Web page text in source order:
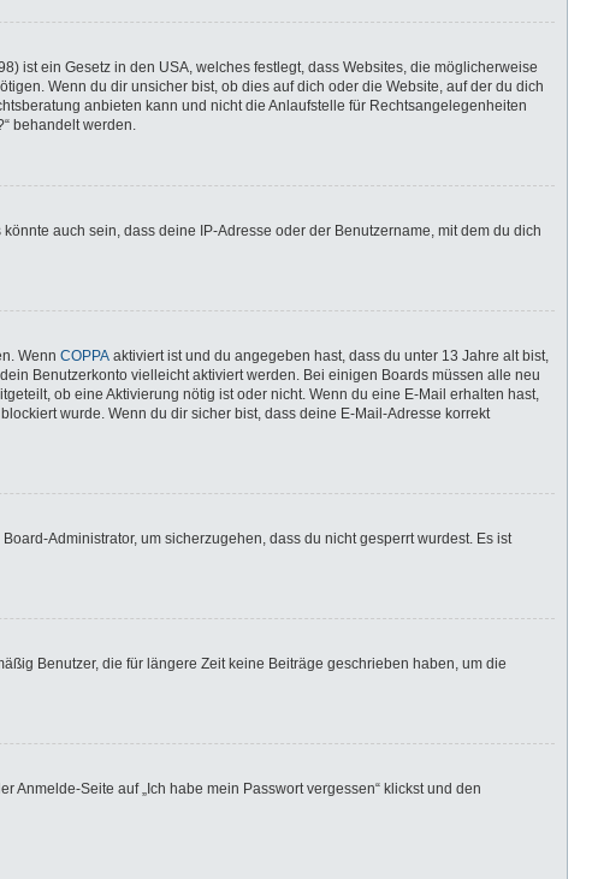
ist ein Gesetz in den USA, welches festlegt, dass Websites, die möglicherweise
Wenn du dir unsicher bist, ob dies auf dich oder die Website, auf der du dich
anbieten kann und nicht die Anlaufstelle für Rechtsangelegenheiten
behandelt werden.
auch sein, dass deine IP-Adresse oder der Benutzername, mit dem du dich
Wenn COPPA aktiviert ist und du angegeben hast, dass du unter 13 Jahre alt bist,
Benutzerkonto vielleicht aktiviert werden. Bei einigen Boards müssen alle neu
ob eine Aktivierung nötig ist oder nicht. Wenn du eine E-Mail erhalten hast,
wurde. Wenn du dir sicher bist, dass deine E-Mail-Adresse korrekt
Administrator, um sicherzugehen, dass du nicht gesperrt wurdest. Es ist
Benutzer, die für längere Zeit keine Beiträge geschrieben haben, um die
Anmelde-Seite auf „Ich habe mein Passwort vergessen“ klickst und den